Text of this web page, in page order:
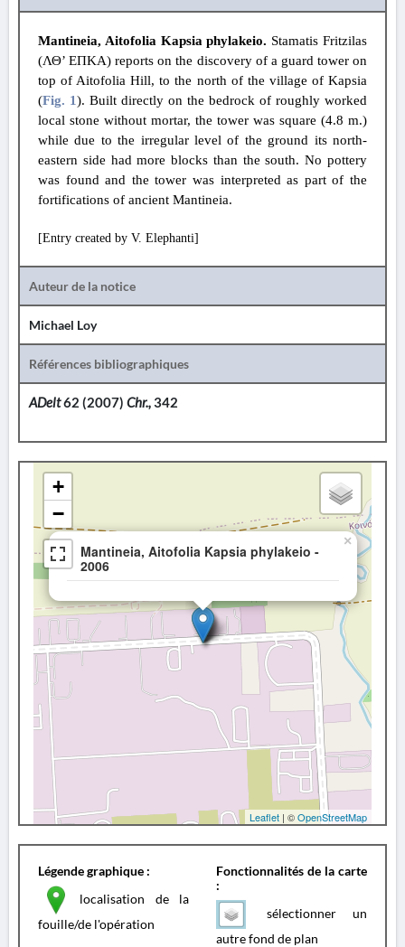
Mantineia, Aitofolia Kapsia phylakeio. Stamatis Fritzilas
(ΛΘ’ ΕΠΚΑ) reports on the discovery of a guard tower on
top of Aitofolia Hill, to the north of the village of Kapsia
(Fig. 1). Built directly on the bedrock of roughly worked
local stone without mortar, the tower was square (4.8 m.)
while due to the irregular level of the ground its north-
eastern side had more blocks than the south. No pottery
was found and the tower was interpreted as part of the
fortifications of ancient Mantineia.
[Entry created by V. Elephanti]
Auteur de la notice
Michael Loy
Références bibliographiques
ADelt62 (2007) Chr.,342
Mantineia, Aitofolia Kapsia phylakeio -
2006
×
+
−
Leaflet | ©OpenStreetMap
Légende graphique :
localisation de la
fouille/de l'opération
Fonctionnalités de la carte
:
sélectionner un
autre fond de plan